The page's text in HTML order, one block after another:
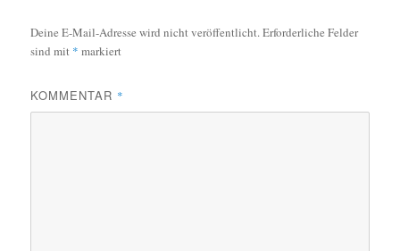
Deine E-Mail-Adresse wird nicht veröffentlicht.Erforderliche Felder
sind mit * markiert
KOMMENTAR *